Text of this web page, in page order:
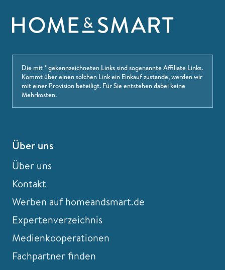
Die mit * gekennzeichneten Links sind sogenannte Affiliate Links.
Kommt über einen solchen Link ein Einkauf zustande, werden wir
mit einer Provision beteiligt. Für Sie entstehen dabei keine
Mehrkosten.
Über uns
Über uns
Kontakt
Werben auf homeandsmart.de
Expertenverzeichnis
Medienkooperationen
Fachpartner finden